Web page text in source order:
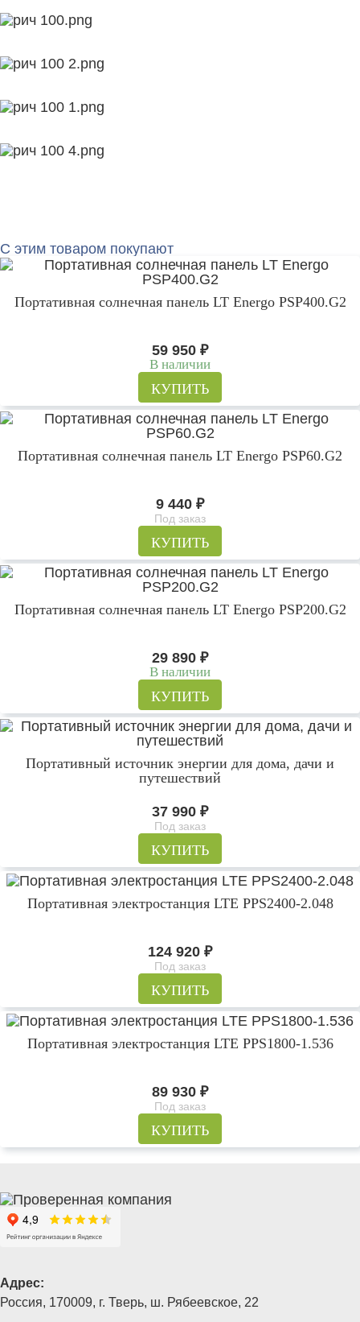
С этим товаром покупают
Портативная солнечная панель LT Energo PSP400.G2
59 950 ₽
В наличии
КУПИТЬ
Портативная солнечная панель LT Energo PSP60.G2
9 440 ₽
Под заказ
КУПИТЬ
Портативная солнечная панель LT Energo PSP200.G2
29 890 ₽
В наличии
КУПИТЬ
Портативный источник энергии для дома, дачи и
путешествий
37 990 ₽
Под заказ
КУПИТЬ
Портативная электростанция LTE PPS2400-2.048
124 920 ₽
Под заказ
КУПИТЬ
Портативная электростанция LTE PPS1800-1.536
89 930 ₽
Под заказ
КУПИТЬ
Адрес:
Россия, 170009, г. Тверь, ш. Рябеевское, 22